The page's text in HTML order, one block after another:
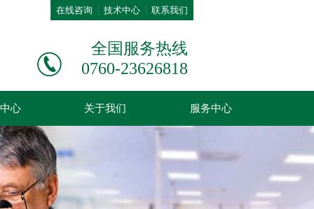
在线咨询 技术中心 联系我们
全国服务热线
0760-23626818
心 关于我们 服务中心